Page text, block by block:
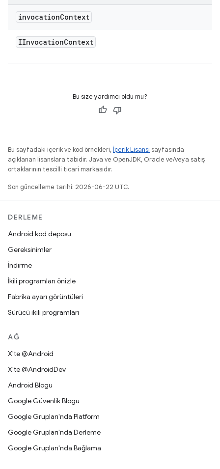
invocationContext
IInvocationContext
Bu size yardımcı oldu mu?
Bu sayfadaki içerik ve kod örnekleri, İçerik Lisansı sayfasında
açıklanan lisanslara tabidir. Java ve OpenJDK, Oracle ve/veya satış
ortaklarının tescilli ticari markasıdır.
Son güncelleme tarihi: 2026-06-22 UTC.
DERLEME
Android kod deposu
Gereksinimler
İndirme
İkili programları önizle
Fabrika ayarı görüntüleri
Sürücü ikili programları
AĞ
X'te @Android
X'te @AndroidDev
Android Blogu
Google Güvenlik Blogu
Google Grupları'nda Platform
Google Grupları'nda Derleme
Google Grupları'nda Bağlama